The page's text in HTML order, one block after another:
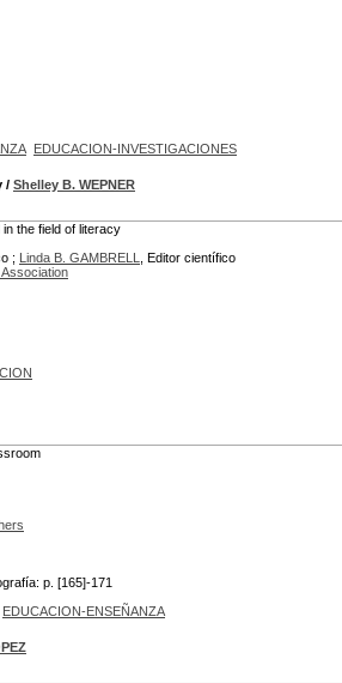
EDUCACION-INVESTIGACIONES
/ Shelley B. WEPNER
the field of literacy
; Linda B. GAMBRELL
, Editor científico
p. [165]-171
EDUCACION-ENSEÑANZA